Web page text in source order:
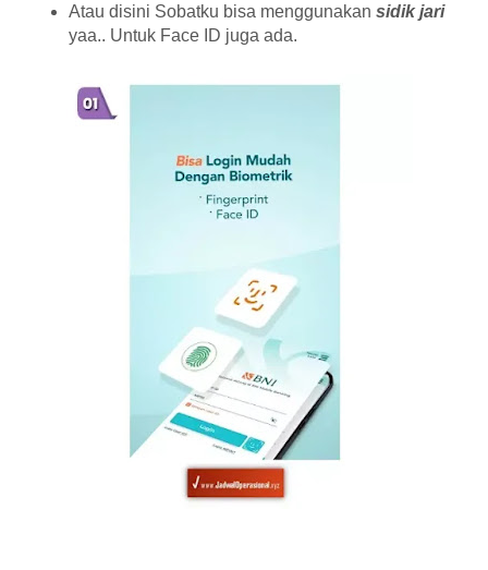
Atau disini Sobatku bisa menggunakan sidik jari
yaa.. Untuk Face ID juga ada.